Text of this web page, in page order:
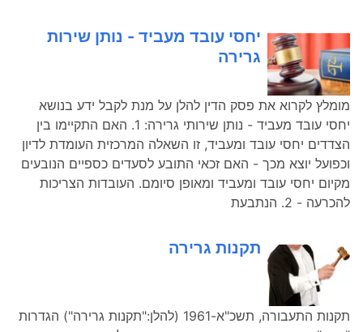
יחסי עובד מעביד - נותן שירות
גרירה
מומלץ לקרוא את פסק הדין להלן על מנת לקבל ידע בנושא
יחסי עובד מעביד - נותן שירותי גרירה: 1. האם התקיימו בין
הצדדים יחסי עובד ומעביד, זו השאלה המרכזית העומדת לדיון
וכפועל יוצא מכך - האם זכאי התובע לסעדים כספיים הנובעים
מקיום יחסי עובד ומעביד ומאופן סיומם. העובדות הצריכות
להכרעה - 2. הנתבעת
תקנות גרירה
תקנות התעבורה, תשכ"א-1961 (להלן:"תקנות גרירה") הגדרות